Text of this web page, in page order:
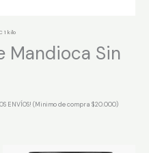
1 kilo
Mandioca Sin
ENVÍOS! (Minimo de compra $20.000)